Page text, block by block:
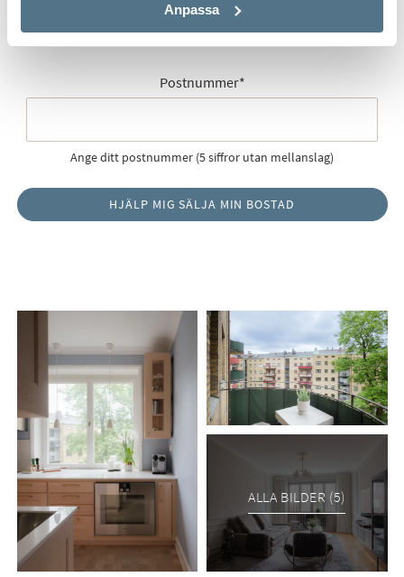
Anpassa
Postnummer*
Ange ditt postnummer (5 siffror utan mellanslag)
ALLA BILDER (5)